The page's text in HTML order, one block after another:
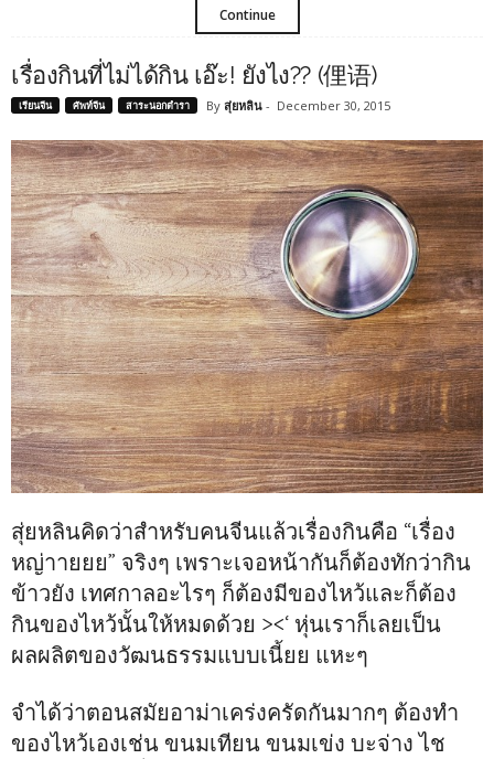
Continue
เรื่องกินที่ไม่ได้กิน เอ๊ะ! ยังไง?? (俚语)
เรียนจีน ศัพท์จีน สาระนอกตำรา By สุ่ยหลิน - December 30, 2015
สุ่ยหลินคิดว่าสำหรับคนจีนแล้วเรื่องกินคือ “เรื่อง
หญ่าายยย” จริงๆ เพราะเจอหน้ากันก็ต้องทักว่ากิน
ข้าวยัง เทศกาลอะไรๆ ก็ต้องมีของไหว้และก็ต้อง
กินของไหว้นั้นให้หมดด้วย ><‘ หุ่นเราก็เลยเป็น
ผลผลิตของวัฒนธรรมแบบเนี้ยย แหะๆ
จำได้ว่าตอนสมัยอาม่าเคร่งครัดกันมากๆ ต้องทำ
ของไหว้เองเช่น ขนมเทียน ขนมเข่ง บะจ่าง ไช